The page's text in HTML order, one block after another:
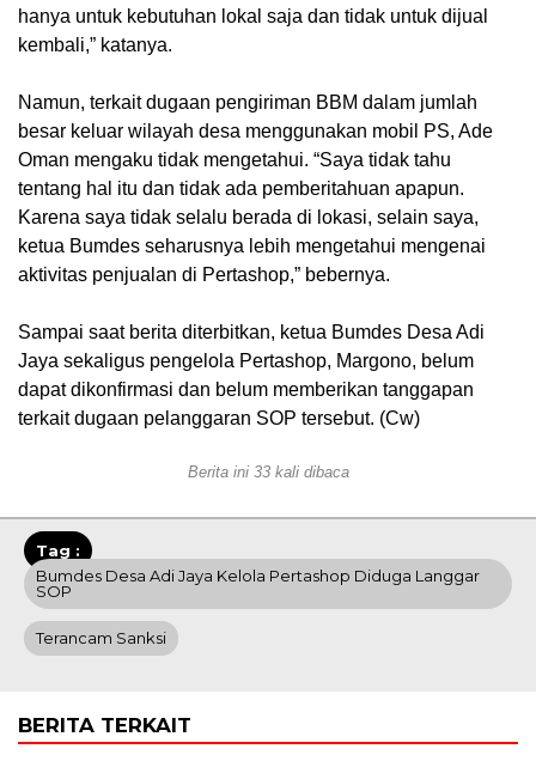
hanya untuk kebutuhan lokal saja dan tidak untuk dijual
kembali,” katanya.
Namun, terkait dugaan pengiriman BBM dalam jumlah
besar keluar wilayah desa menggunakan mobil PS, Ade
Oman mengaku tidak mengetahui. “Saya tidak tahu
tentang hal itu dan tidak ada pemberitahuan apapun.
Karena saya tidak selalu berada di lokasi, selain saya,
ketua Bumdes seharusnya lebih mengetahui mengenai
aktivitas penjualan di Pertashop,” bebernya.
Sampai saat berita diterbitkan, ketua Bumdes Desa Adi
Jaya sekaligus pengelola Pertashop, Margono, belum
dapat dikonfirmasi dan belum memberikan tanggapan
terkait dugaan pelanggaran SOP tersebut. (Cw)
Berita ini 33 kali dibaca
Tag :
Bumdes Desa Adi Jaya Kelola Pertashop Diduga Langgar
SOP
Terancam Sanksi
BERITA TERKAIT